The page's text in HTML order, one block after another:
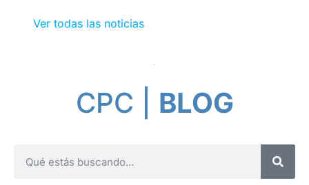
Ver todas las noticias
CPC | BLOG